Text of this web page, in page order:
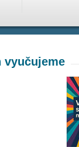
vyučujeme